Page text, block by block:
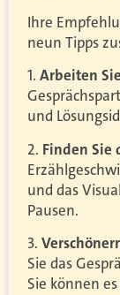
Ihre
neun Tipps
1. Arbeiten
und
2. Finden Sie
und das
Pausen.
3.
Sie das
Sie können